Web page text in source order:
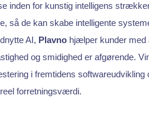
inden for kunstig intelligens
så de kan skabe intelligente
AI, Plavnohjælper kunder med
og smidighed er afgørende.
i fremtidens softwareudvikling
forretningsværdi.